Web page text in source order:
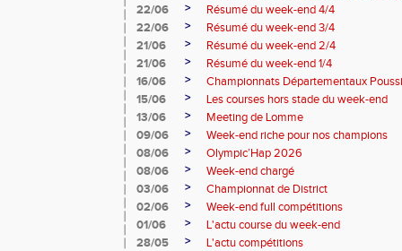
22/06
>
Résumé du week-end 4/4
22/06
>
Résumé du week-end 3/4
21/06
>
Résumé du week-end 2/4
21/06
>
Résumé du week-end 1/4
16/06
>
Championnats Départementaux
15/06
>
Les courses hors stade du week-end
13/06
>
Meeting de Lomme
09/06
>
Week-end riche pour nos champions
08/06
>
Olympic’Hap 2026
08/06
>
Week-end chargé
03/06
>
Championnat de District
02/06
>
Week-end full compétitions
01/06
>
L'actu course du week-end
28/05
> L'actu compétitions